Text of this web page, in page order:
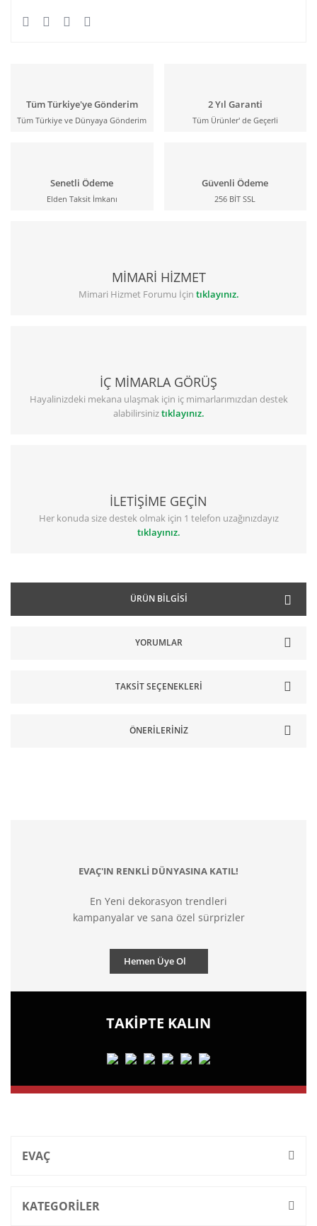
Tüm Türkiye'ye Gönderim
Tüm Türkiye ve Dünyaya Gönderim
2 Yıl Garanti
Tüm Ürünler' de Geçerli
Senetli Ödeme
Elden Taksit İmkanı
Güvenli Ödeme
256 BİT SSL
MİMARİ HİZMET
Mimari Hizmet Forumu İçin tıklayınız.
İÇ MİMARLA GÖRÜŞ
Hayalinizdeki mekana ulaşmak için iç mimarlarımızdan destek
alabilirsiniztıklayınız.
İLETİŞİME GEÇİN
Her konuda size destek olmak için 1 telefon uzağınızdayız
tıklayınız.
ÜRÜN BILGISI
YORUMLAR
TAKSIT SEÇENEKLERI
ÖNERILERINIZ
EVAÇ'IN RENKLİ DÜNYASINA KATIL!
En Yeni dekorasyon trendleri
kampanyalar ve sana özel sürprizler
Hemen Üye Ol
TAKİPTE KALIN
EVAÇ
KATEGORİLER